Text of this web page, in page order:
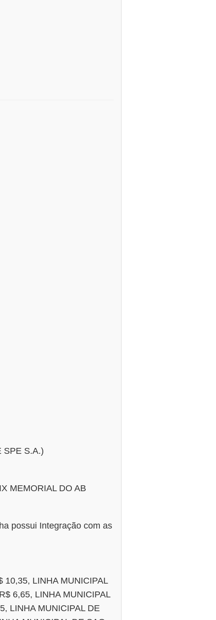
SPE S.A.)
MEMORIAL DO AB
possui Integração com as
10,35, LINHA MUNICIPAL
6,65, LINHA MUNICIPAL
LINHA MUNICIPAL DE